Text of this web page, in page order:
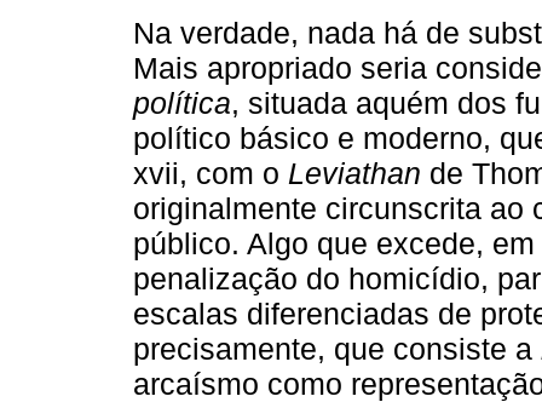
Na verdade, nada há de
Mais apropriado seria
política, situada aquém dos
político básico e moderno,
xvii, com o Leviathan de
originalmente circunscrita ao
público. Algo que excede,
penalização do homicídio,
escalas diferenciadas de
precisamente, que consiste a
arcaísmo como